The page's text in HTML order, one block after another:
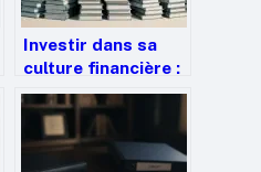
Investir dans sa
culture financière :
5 catégories de
livres pour
transformer votre
gestion de l’argent